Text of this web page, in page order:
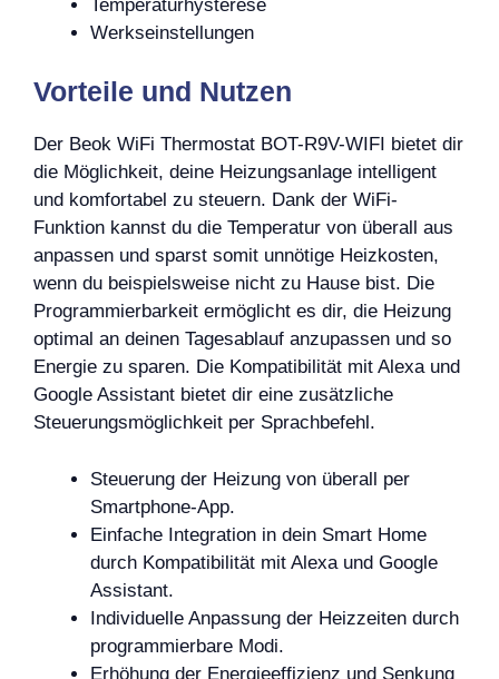
Temperaturhysterese
Werkseinstellungen
Vorteile und Nutzen
Der Beok WiFi Thermostat BOT-R9V-WIFI bietet dir
die Möglichkeit, deine Heizungsanlage intelligent
und komfortabel zu steuern. Dank der WiFi-
Funktion kannst du die Temperatur von überall aus
anpassen und sparst somit unnötige Heizkosten,
wenn du beispielsweise nicht zu Hause bist. Die
Programmierbarkeit ermöglicht es dir, die Heizung
optimal an deinen Tagesablauf anzupassen und so
Energie zu sparen. Die Kompatibilität mit Alexa und
Google Assistant bietet dir eine zusätzliche
Steuerungsmöglichkeit per Sprachbefehl.
Steuerung der Heizung von überall per
Smartphone-App.
Einfache Integration in dein Smart Home
durch Kompatibilität mit Alexa und Google
Assistant.
Individuelle Anpassung der Heizzeiten durch
programmierbare Modi.
Erhöhung der Energieeffizienz und Senkung